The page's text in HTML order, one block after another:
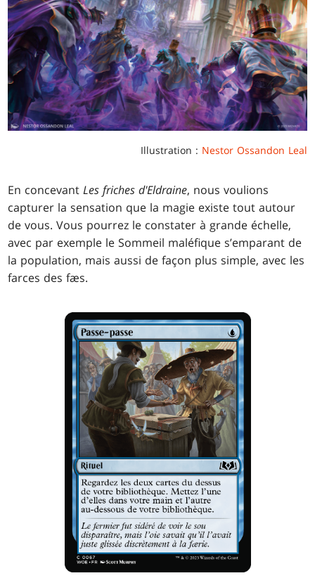
Illustration : Nestor Ossandon Leal
En concevantLes friches d'Eldraine, nous voulions
capturer la sensation que la magie existe tout autour
de vous. Vous pourrez le constater à grande échelle,
avec par exemple le Sommeil maléfique s’emparant de
la population, mais aussi de façon plus simple, avec les
farces des fæs.